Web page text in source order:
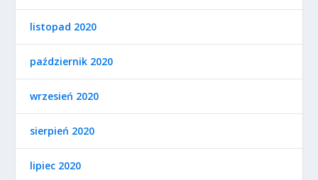
listopad 2020
październik 2020
wrzesień 2020
sierpień 2020
lipiec 2020